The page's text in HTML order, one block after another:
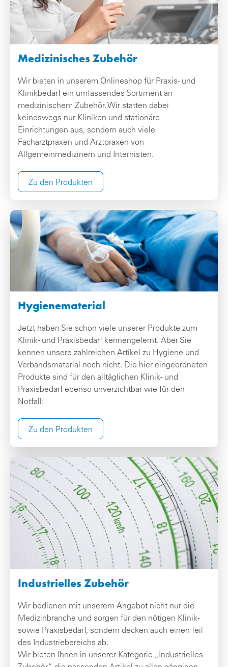
Medizinisches Zubehör
Wir bieten in unserem Onlineshop für Praxis- und
Klinikbedarf ein umfassendes Sortiment an
medizinischem Zubehör. Wir statten dabei
keineswegs nur Kliniken und stationäre
Einrichtungen aus, sondern auch viele
Facharztpraxen und Arztpraxen von
Allgemeinmedizinern und Internisten.
Zu den Produkten
Hygienematerial
Jetzt haben Sie schon viele unserer Produkte zum
Klinik- und Praxisbedarf kennengelernt. Aber Sie
kennen unsere zahlreichen Artikel zu Hygiene und
Verbandsmaterial noch nicht. Die hier eingeordneten
Produkte sind für den alltäglichen Klinik- und
Praxisbedarf ebenso unverzichtbar wie für den
Notfall:
Zu den Produkten
Industrielles Zubehör
Wir bedienen mit unserem Angebot nicht nur die
Medizinbranche und sorgen für den nötigen Klinik-
sowie Praxisbedarf, sondern decken auch einen Teil
des Industriebereichs ab.
Wir bieten Ihnen in unserer Kategorie „Industrielles